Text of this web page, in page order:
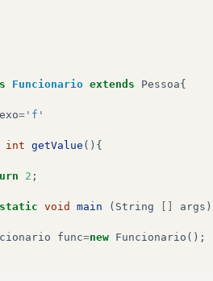
Funcionario extends Pessoa{
= 'f'
int getValue (){
2 ;
static void main ( String [] args
func=new Funcionario ();